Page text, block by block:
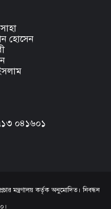
হোসেন
০৪১৬০১
মন্ত্রণালয় কর্তৃক অনুমোদিত। নিবন্ধন